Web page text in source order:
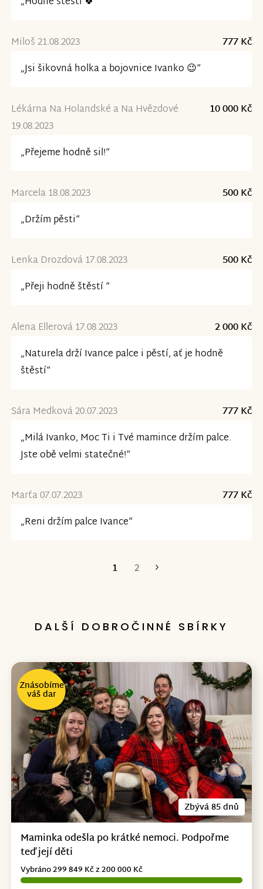
Miloš 21.08.2023
777 Kč
„Jsi šikovná holka a bojovnice Ivanko 😉“
Lékárna Na Holandské a Na Hvězdové
19.08.2023
10 000 Kč
„Přejeme hodně sil!“
Marcela 18.08.2023
500 Kč
„Držím pěsti“
Lenka Drozdová 17.08.2023
500 Kč
„Přeji hodně štěstí “
Alena Ellerová 17.08.2023
2 000 Kč
„Naturela drží Ivance palce i pěstí, ať je hodně
štěstí“
Sára Medková 20.07.2023
777 Kč
„Milá Ivanko, Moc Ti i Tvé mamince držím palce.
Jste obě velmi statečné!“
Marťa 07.07.2023
777 Kč
„Reni držím palce Ivance“
1 2
DALŠÍ DOBROČINNÉ SBÍRKY
Zbývá 85 dnů
Znásobíme
váš dar
Maminka odešla po krátké nemoci. Podpořme
teď její děti
Vybráno 299 849 Kč z 200 000 Kč